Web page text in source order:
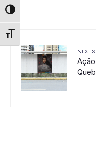
Alternar alto contraste
Alternar tamanho da
NEXT